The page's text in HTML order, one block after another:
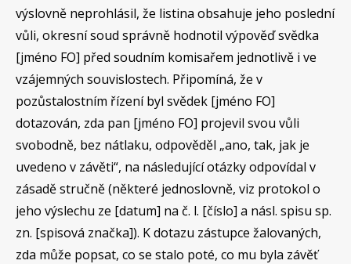
výslovně neprohlásil, že listina obsahuje jeho poslední
vůli, okresní soud správně hodnotil výpověď svědka
[jméno FO] před soudním komisařem jednotlivě i ve
vzájemných souvislostech. Připomíná, že v
pozůstalostním řízení byl svědek [jméno FO]
dotazován, zda pan [jméno FO] projevil svou vůli
svobodně, bez nátlaku, odpověděl „ano, tak, jak je
uvedeno v závěti“, na následující otázky odpovídal v
zásadě stručně (některé jednoslovně, viz protokol o
jeho výslechu ze [datum] na č. l. [číslo] a násl. spisu sp.
zn. [spisová značka]). K dotazu zástupce žalovaných,
zda může popsat, co se stalo poté, co mu byla závěť